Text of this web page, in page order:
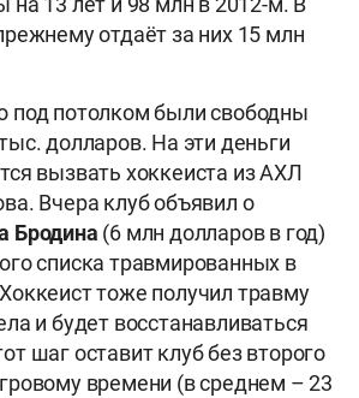
отдаёт за них 15 млн
под потолком были свободны
долларов. На эти деньги
вызвать хоккеиста из АХЛ
Вчера клуб объявил о
Бродина (6 млн долларов в год)
списка травмированных в
тоже получил травму
и будет восстанавливаться
шаг оставит клуб без второго
времени (в среднем – 23